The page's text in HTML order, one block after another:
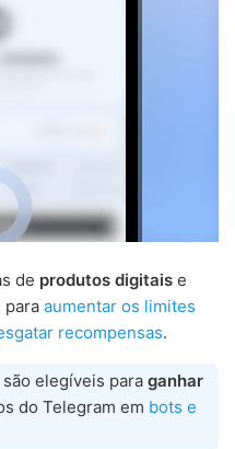
de produtos digitais e
para aumentar os limites
recompensas.
elegíveis para ganhar
do Telegram em bots e